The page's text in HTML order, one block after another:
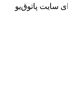
پاتوق‌یو